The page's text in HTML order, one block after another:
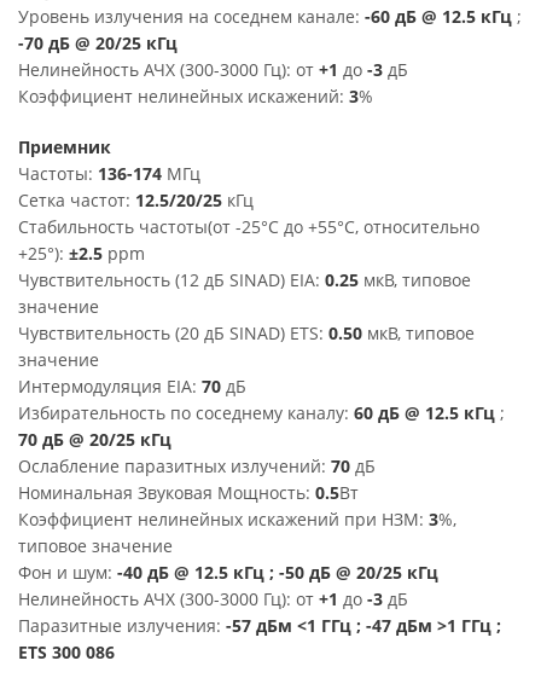
Уровень излучения на соседнем канале: -60 дБ @ 12.5 кГц ;
-70 дБ @ 20/25 кГц
Нелинейность АЧХ (300-3000 Гц): от +1 до -3 дБ
Коэффициент нелинейных искажений: 3%
Приемник
Частоты: 136-174 МГц
Сетка частот: 12.5/20/25 кГц
Стабильность частоты(от -25°C до +55°C, относительно
+25°): ±2.5 ppm
Чувствительность (12 дБ SINAD) EIA: 0.25 мкВ, типовое
значение
Чувствительность (20 дБ SINAD) ETS: 0.50 мкВ, типовое
значение
Интермодуляция EIA: 70 дБ
Избирательность по соседнему каналу: 60 дБ @ 12.5 кГц ;
70 дБ @ 20/25 кГц
Ослабление паразитных излучений: 70 дБ
Номинальная Звуковая Мощность: 0.5Вт
Коэффициент нелинейных искажений при НЗМ: 3%,
типовое значение
Фон и шум: -40 дБ @ 12.5 кГц ; -50 дБ @ 20/25 кГц
Нелинейность АЧХ (300-3000 Гц): от +1 до -3 дБ
Паразитные излучения: -57 дБм <1 ГГц ; -47 дБм >1 ГГц ;
ETS 300 086